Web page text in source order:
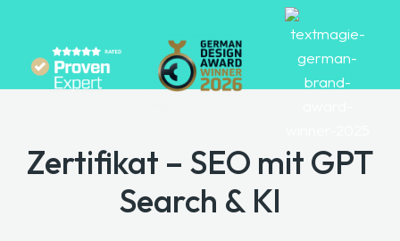
HOME
ANGEBOTE
Zertifikat – SEO mit GPT
Search & KI